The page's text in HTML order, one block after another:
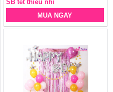
SB tết thiếu nhi
MUA NGAY